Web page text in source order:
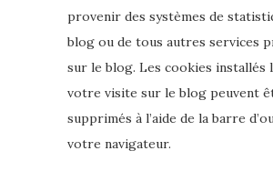
provenir des systèmes de
blog ou de tous autres services
sur le blog. Les cookies installés
votre visite sur le blog peuvent
supprimés à l’aide de la barre
votre navigateur.